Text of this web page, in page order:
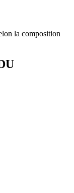
la composition